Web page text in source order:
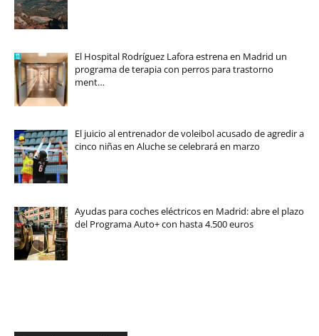
El Hospital Rodríguez Lafora estrena en Madrid un
programa de terapia con perros para trastorno
ment…
El juicio al entrenador de voleibol acusado de agredir a
cinco niñas en Aluche se celebrará en marzo
Ayudas para coches eléctricos en Madrid: abre el plazo
del Programa Auto+ con hasta 4.500 euros